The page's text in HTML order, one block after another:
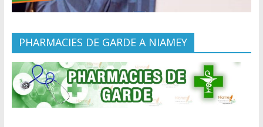
PHARMACIES DE GARDE A NIAMEY